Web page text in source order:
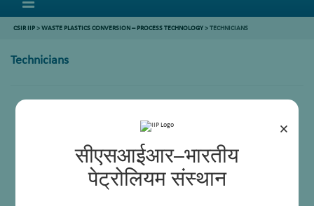
×
सीएसआईआर–भारतीय
पेट्रोलियम संस्थान
CSIR IIP>WASTE PLASTICS CONVERSION – PROCESS TECHNOLOGY> TECHNICIANS
Technicians